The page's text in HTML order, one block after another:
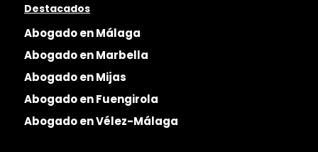
Destacados
Abogado en Málaga
Abogado en Marbella
Abogado en Mijas
Abogado en Fuengirola
Abogado en Vélez-Málaga